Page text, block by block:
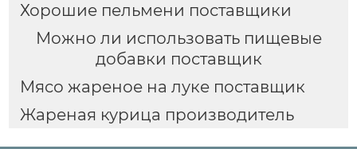
Хорошие пельмени поставщики
Можно ли использовать пищевые
добавки поставщик
Мясо жареное на луке поставщик
Жареная курица производитель